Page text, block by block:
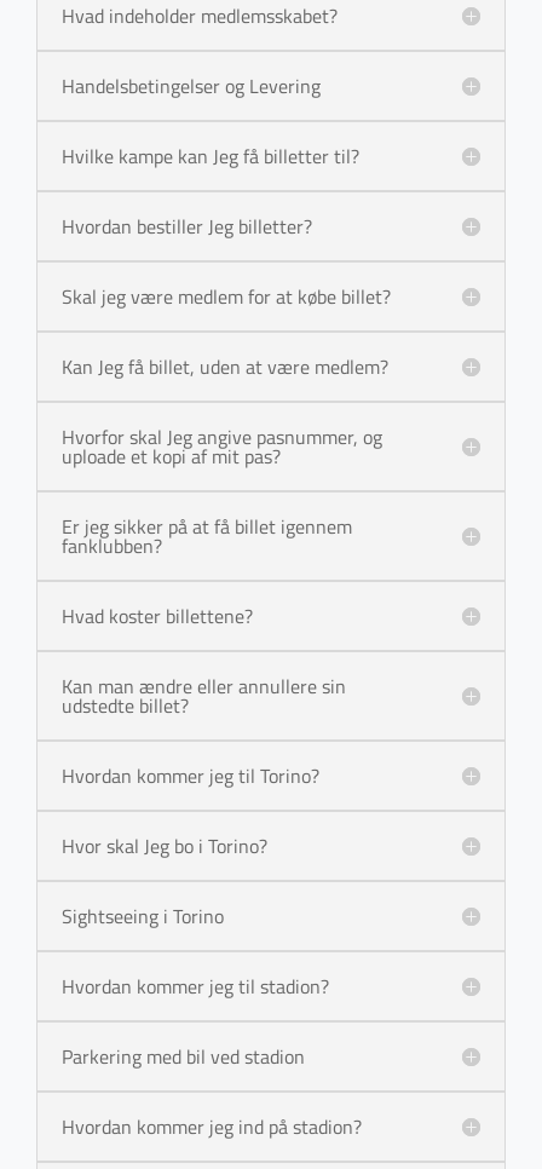
Hvad indeholder medlemsskabet?
Handelsbetingelser og Levering
Hvilke kampe kan Jeg få billetter til?
Hvordan bestiller Jeg billetter?
Skal jeg være medlem for at købe billet?
Kan Jeg få billet, uden at være medlem?
Hvorfor skal Jeg angive pasnummer, og
uploade et kopi af mit pas?
Er jeg sikker på at få billet igennem
fanklubben?
Hvad koster billettene?
Kan man ændre eller annullere sin
udstedte billet?
Hvordan kommer jeg til Torino?
Hvor skal Jeg bo i Torino?
Sightseeing i Torino
Hvordan kommer jeg til stadion?
Parkering med bil ved stadion
Hvordan kommer jeg ind på stadion?